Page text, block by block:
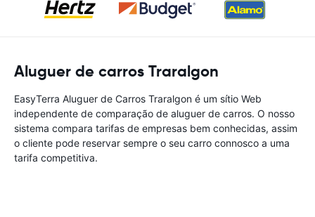
Aluguer de carros Traralgon
EasyTerra Aluguer de Carros Traralgon é um sítio Web
independente de comparação de aluguer de carros. O nosso
sistema compara tarifas de empresas bem conhecidas, assim
o cliente pode reservar sempre o seu carro connosco a uma
tarifa competitiva.